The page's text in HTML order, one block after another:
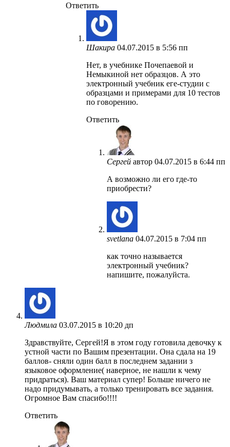
Ответить
Шакира 04.07.2015 в 5:56 пп
Нет, в учебнике Почепаевой и
Немыкиной нет образцов. А это
электронный учебник еге-студии с
образцами и примерами для 10 тестов
по говорению.
Ответить
Сергей автор 04.07.2015 в 6:44 пп
А возможно ли его где-то
приобрести?
svetlana 04.07.2015 в 7:04 пп
как точно называется
электронный учебник?
напишите, пожалуйста.
Людмила 03.07.2015 в 10:20 дп
Здравствуйте, Сергей!Я в этом году готовила девочку к
устной части по Вашим презентации. Она сдала на 19
баллов- сняли один балл в последнем задании з
языковое оформление( наверное, не нашли к чему
придраться). Ваш материал супер! Больше ничего не
надо придумывать, а только тренировать все задания.
Огромное Вам спасибо!!!!
Ответить